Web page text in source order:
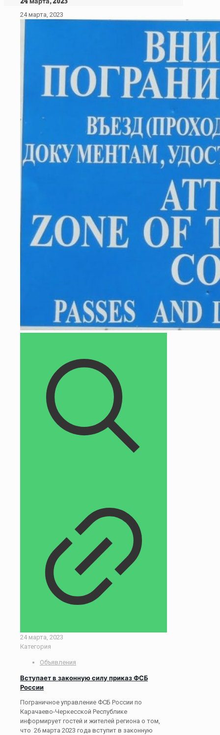
24 марта, 2023
24 марта, 2023
Категория
Объявления
Вступает в законную силу приказ ФСБ
России
Пограничное управление ФСБ России по
Карачаево-Черкесской Республике
информирует гостей и жителей региона о том,
что 26 марта 2023 года вступит в законную